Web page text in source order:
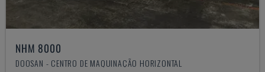
NHM 8000
DOOSAN - CENTRO DE MAQUINAÇÃO HORIZONTAL